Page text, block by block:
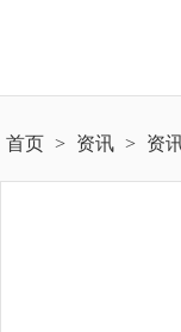
首页 > 资讯 > 资